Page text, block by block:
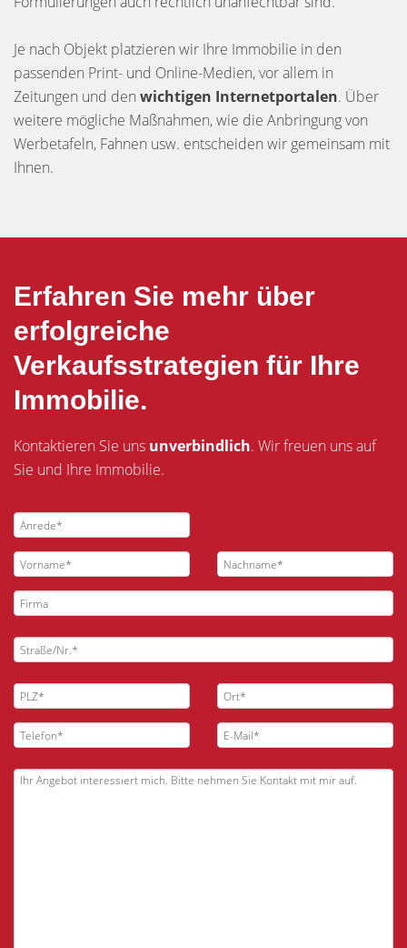
Je nach Objekt platzieren wir Ihre Immobilie in den
passenden Print- und Online-Medien, vor allem in
Zeitungen und den wichtigen Internetportalen. Über
weitere mögliche Maßnahmen, wie die Anbringung von
Werbetafeln, Fahnen usw. entscheiden wir gemeinsam mit
Ihnen.
Erfahren Sie mehr über
erfolgreiche
Verkaufsstrategien für Ihre
Immobilie.
Kontaktieren Sie uns unverbindlich. Wir freuen uns auf
Sie und Ihre Immobilie.